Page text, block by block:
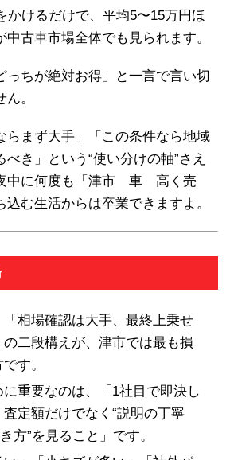
かけるだけで、平均5〜15万円ほ
中古車市場全体でも見られます。
っちが絶対お得」と一言で言い切
。
らまず大手」「この条件なら地域
き」という“使い分けの軸”さえ
中に何度も「津市 車 高く売
込む生活からは卒業できますよ。
相場確認は大手、最終上乗せ
二段構えが、津市では最も損
す。
重要なのは、「1社目で即決し
定額だけでなく“説明の丁寧
方”を見ること」です。